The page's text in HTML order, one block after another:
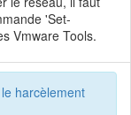
'Set-
Vmware Tools.
harcèlement